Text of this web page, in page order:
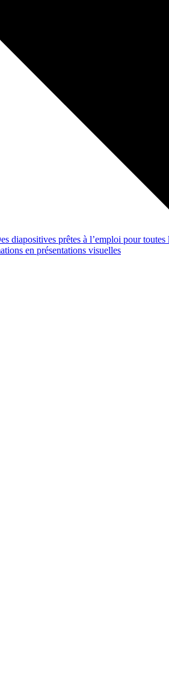
diapositives prêtes à l’emploi pour toutes
en présentations visuelles